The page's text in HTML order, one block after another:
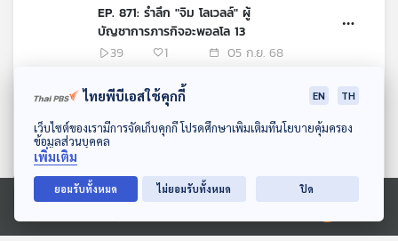
ดาวน์โหลด Thai PBS Podcast Application
Ⓒ 2020 องค์การกระจายเสียงและแพร่ภาพสาธารณะแห่งประเทศไทย
EP. 871: รำลึก "จิม โลเวลล์" ผู้
บัญชาการภารกิจอะพอลโล 13
39
1 05 ก.ย. 68
EP. 870: กล้องเจมส์ เวบบ์ กับ
มุมมองใหม่ หลังค้นพบดวงจันทร์
ของดาวยูเรนัสเพิ่ม
60 1 29 ส.ค. 68
EP. 869: เมื่อโลกร้อนกำลังส่งผล
ต่อสมอง
64
1 22 ส.ค. 68
ไทยพีบีเอสใช้คุกกี้ EN TH
เว็บไซต์ของเรามีการจัดเก็บคุกกี้ โปรดศึกษาเพิ่มเติมที่นโยบายคุ้มครอง
ข้อมูลส่วนบุคคล
เพิ่มเติม
ยอมรับทั้งหมด ไม่ยอมรับทั้งหมด ปิด